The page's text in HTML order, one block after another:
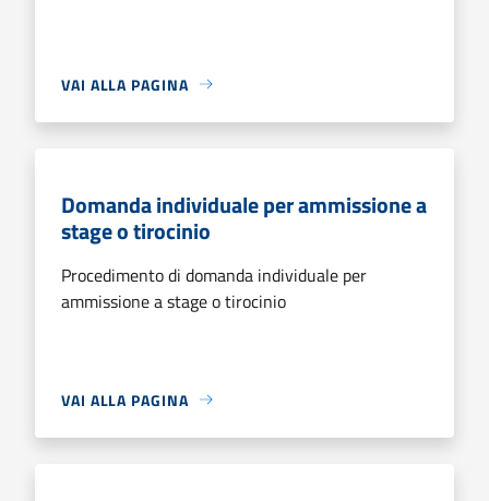
VAI ALLA PAGINA
Domanda individuale per ammissione a
stage o tirocinio
Procedimento di domanda individuale per
ammissione a stage o tirocinio
VAI ALLA PAGINA